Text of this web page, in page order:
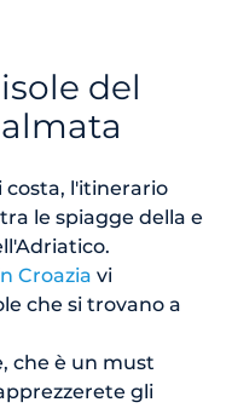
del
l'itinerario
le spiagge della e
Croazia vi
che si trovano a
che è un must
gli